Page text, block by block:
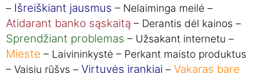
– Išreiškiant jausmus – Nelaiminga meilė –
Atidarant banko sąskaitą – Derantis dėl kainos –
Sprendžiant problemas – Užsakant internetu –
Mieste – Laivininkystė – Perkant maisto produktus
– Vaisių rūšys – Virtuvės įrankiai – Vakaras bare